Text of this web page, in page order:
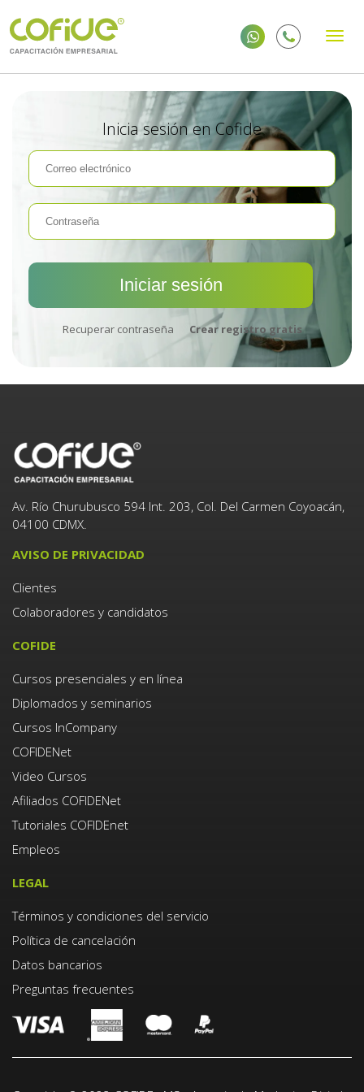
Inicia sesión en Cofide
Recuperar contraseña Crear registro gratis
Av. Río Churubusco 594 Int. 203, Col. Del Carmen Coyoacán,
04100 CDMX.
AVISO DE PRIVACIDAD
Clientes
Colaboradores y candidatos
COFIDE
Cursos presenciales y en línea
Diplomados y seminarios
Cursos InCompany
COFIDENet
Video Cursos
Afiliados COFIDENet
Tutoriales COFIDEnet
Empleos
LEGAL
Términos y condiciones del servicio
Política de cancelación
Datos bancarios
Preguntas frecuentes